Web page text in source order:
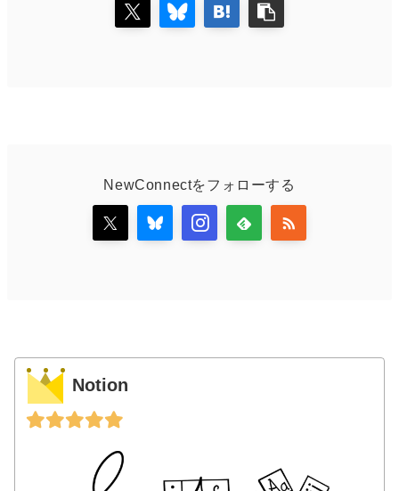
NewConnectをフォローする
Notion